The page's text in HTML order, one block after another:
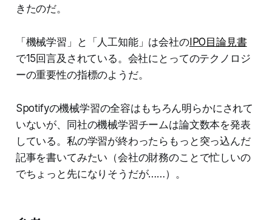
きたのだ。
「機械学習」と「人工知能」は会社のIPO目論見書
で15回言及されている。会社にとってのテクノロジ
ーの重要性の指標のようだ。
Spotifyの機械学習の全容はもちろん明らかにされて
いないが、同社の機械学習チームは論文数本を発表
している。私の学習が終わったらもっと突っ込んだ
記事を書いてみたい（会社の財務のことで忙しいの
でちょっと先になりそうだが……）。